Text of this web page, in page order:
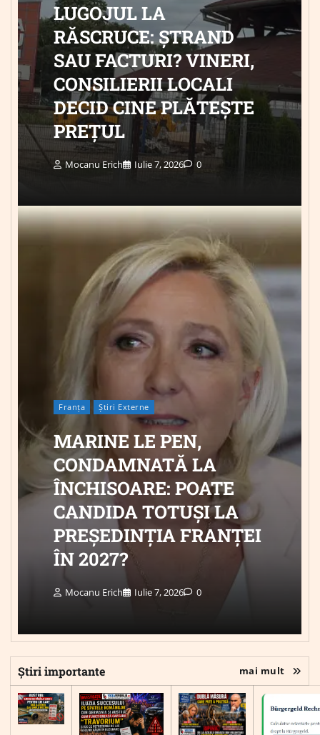
LUGOJUL LA
RĂSCRUCE: ȘTRAND
SAU FACTURI? VINERI,
CONSILIERII LOCALI
DECID CINE PLĂTEȘTE
PREȚUL
Mocanu Erich Iulie 7, 2026 0
Franța Știri Externe
MARINE LE PEN,
CONDAMNATĂ LA
ÎNCHISOARE: POATE
CANDIDA TOTUȘI LA
PREȘEDINȚIA FRANȚEI
ÎN 2027?
Mocanu Erich Iulie 7, 2026 0
Știri importante mai mult